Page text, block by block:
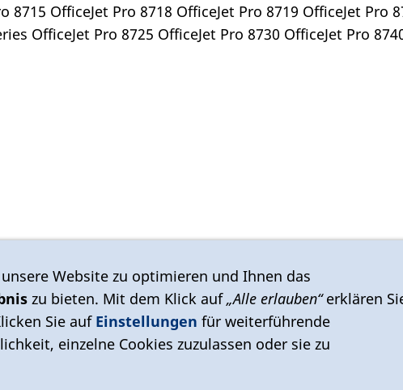
8715 OfficeJet Pro 8718 OfficeJet Pro 8719 OfficeJet Pro
OfficeJet Pro 8725 OfficeJet Pro 8730 OfficeJet Pro
Website zu optimieren und Ihnen das
zu bieten. Mit dem Klick auf„Alle erlauben“erklären
Sie auf Einstellungen für weiterführende
einzelne Cookies zuzulassen oder sie zu